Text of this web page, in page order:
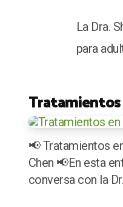
La Dra.
para
📢 Tratamientos
Chen 📢En esta
conversa con la